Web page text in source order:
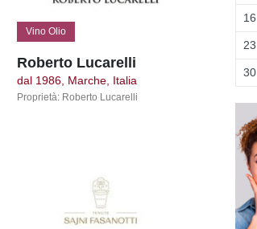
Vino Olio
Roberto Lucarelli
dal 1986, Marche, Italia
Proprietà: Roberto Lucarelli
16
23
30